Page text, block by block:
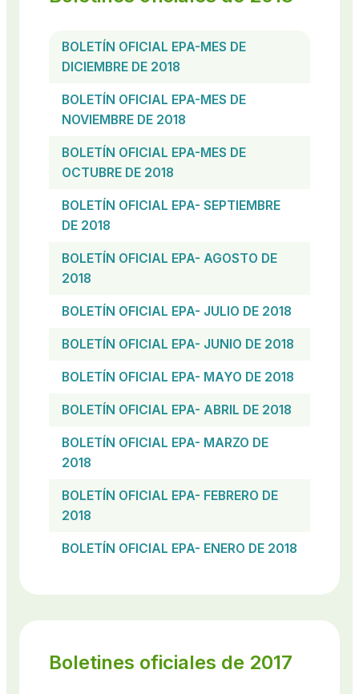
BOLETÍN OFICIAL EPA-MES DE
DICIEMBRE DE 2018
BOLETÍN OFICIAL EPA-MES DE
NOVIEMBRE DE 2018
BOLETÍN OFICIAL EPA-MES DE
OCTUBRE DE 2018
BOLETÍN OFICIAL EPA- SEPTIEMBRE
DE 2018
BOLETÍN OFICIAL EPA- AGOSTO DE
2018
BOLETÍN OFICIAL EPA- JULIO DE 2018
BOLETÍN OFICIAL EPA- JUNIO DE 2018
BOLETÍN OFICIAL EPA- MAYO DE 2018
BOLETÍN OFICIAL EPA- ABRIL DE 2018
BOLETÍN OFICIAL EPA- MARZO DE
2018
BOLETÍN OFICIAL EPA- FEBRERO DE
2018
BOLETÍN OFICIAL EPA- ENERO DE 2018
Boletines oficiales de 2017